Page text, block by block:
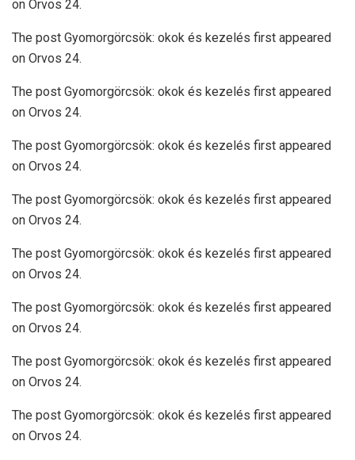
on Orvos 24.
The post Gyomorgörcsök: okok és kezelés first appeared
on Orvos 24.
The post Gyomorgörcsök: okok és kezelés first appeared
on Orvos 24.
The post Gyomorgörcsök: okok és kezelés first appeared
on Orvos 24.
The post Gyomorgörcsök: okok és kezelés first appeared
on Orvos 24.
The post Gyomorgörcsök: okok és kezelés first appeared
on Orvos 24.
The post Gyomorgörcsök: okok és kezelés first appeared
on Orvos 24.
The post Gyomorgörcsök: okok és kezelés first appeared
on Orvos 24.
The post Gyomorgörcsök: okok és kezelés first appeared
on Orvos 24.